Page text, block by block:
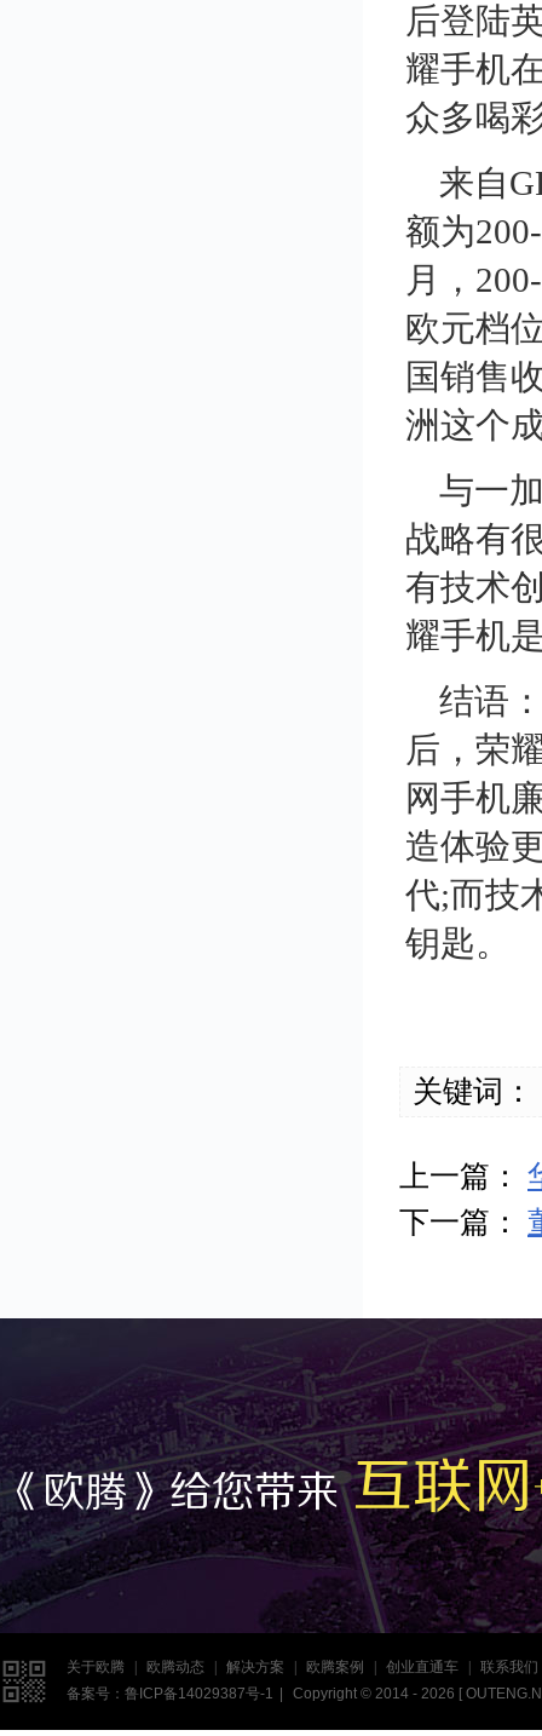
后登陆
耀手机
众多喝
来自
额为
月，
欧元档
国销售
洲这个
与一
战略有
有技术
耀手机
结语
后，荣
网手机
造体验
代;而技
钥匙。
关键词：
上一篇：
下一篇：
《欧腾》给您带来互联网
 关于欧腾 欧腾动态 解决方案 欧腾案例 创业直通车
联系我们
备案号： 鲁ICP备14029387号-1 Copyright © 2014 - 2026 [